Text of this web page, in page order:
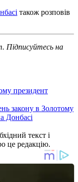
також розповів
Підписуйтесь на
президент
закону в Золотому
Донбасі
текст і
це редакцію.